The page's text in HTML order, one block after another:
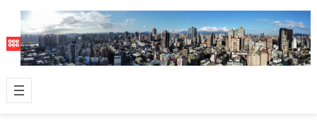
主
容